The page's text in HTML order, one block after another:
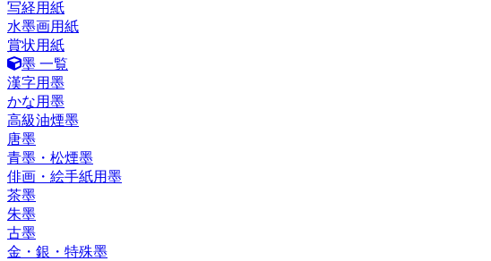
写経用紙
水墨画用紙
賞状用紙
墨 一覧
漢字用墨
かな用墨
高級油煙墨
唐墨
青墨・松煙墨
俳画・絵手紙用墨
茶墨
朱墨
古墨
金・銀・特殊墨